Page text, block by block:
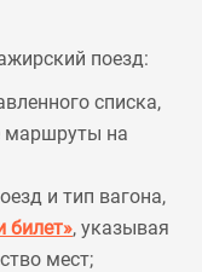
поезд:
списка,
маршруты на
и тип вагона,
билет», указывая
мест;